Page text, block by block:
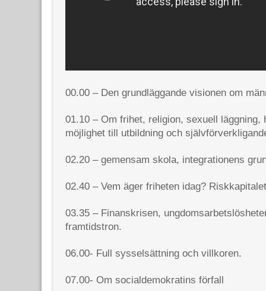
00.00 – Den grundläggande visionen om
01.10 – Om frihet, religion, sexuell läggning,
möjlighet till utbildning och
02.20 – gemensam skola, integrationens
02.40 – Vem äger friheten idag?
03.35 – Finanskrisen,
framtidstron.
06.00- Full sysselsättning och villkoren.
07.00- Om socialdemokratins förfall